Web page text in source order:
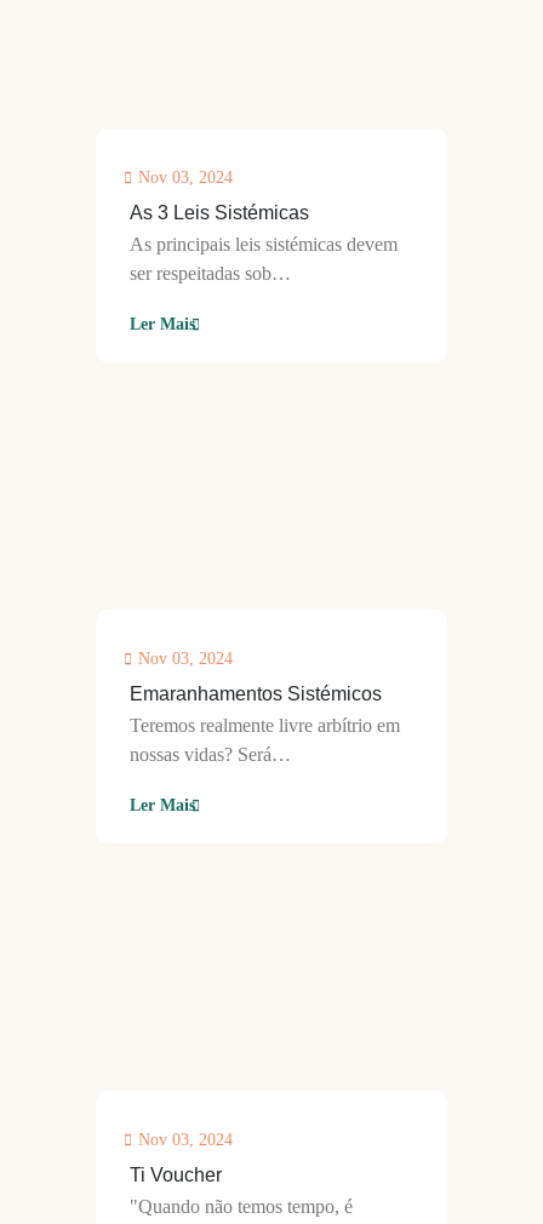
Nov 03, 2024
As 3 Leis Sistémicas
As principais leis sistémicas devem
ser respeitadas sob…
Ler Mais
Nov 03, 2024
Emaranhamentos Sistémicos
Teremos realmente livre arbítrio em
nossas vidas? Será…
Ler Mais
Nov 03, 2024
Ti Voucher
"Quando não temos tempo, é